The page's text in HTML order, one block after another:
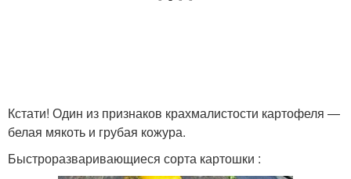
Кстати! Один из признаков крахмалистости картофеля —
белая мякоть и грубая кожура.
Быстроразваривающиеся сорта картошки :